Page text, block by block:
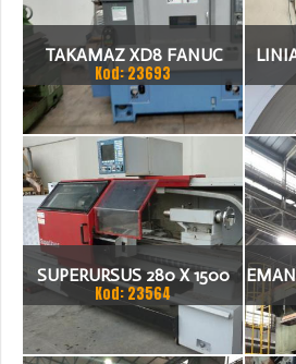
TAKAMAZ XD8 FANUC
21ITA TOKARKA CNC
Kod: 23693
SUPERURSUS 280 X 1500
TOKARKA
Kod: 23564